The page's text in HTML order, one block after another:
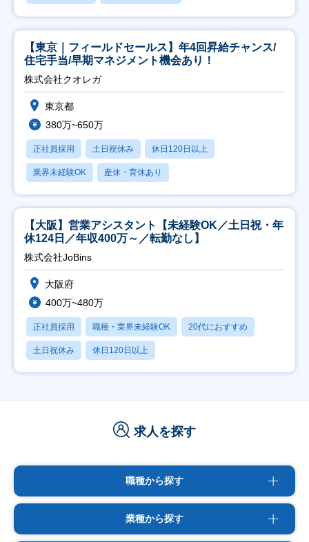
【東京｜フィールドセールス】年4回昇給チャンス/
住宅手当/早期マネジメント機会あり！
株式会社クオレガ
東京都
380万~650万
正社員採用 土日祝休み 休日120日以上
業界未経験OK 産休・育休あり
【大阪】営業アシスタント【未経験OK／土日祝・年
休124日／年収400万～／転勤なし】
株式会社JoBins
大阪府
400万~480万
正社員採用 職種・業界未経験OK 20代におすすめ
土日祝休み 休日120日以上
求人を探す
職種から探す
業種から探す